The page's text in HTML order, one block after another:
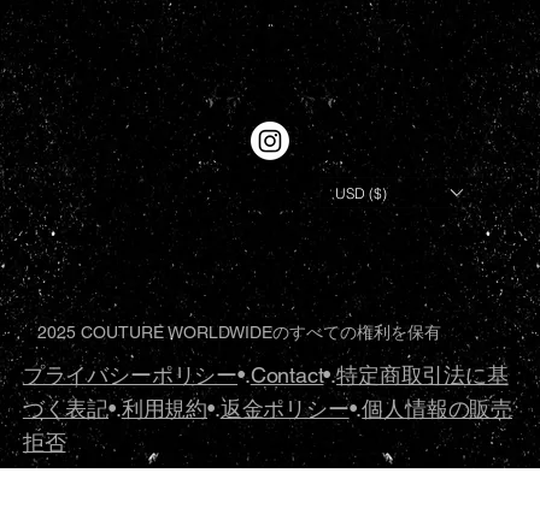
プライバシーポリシー•.Contact•.特定商取引法に基
づく表記•.利用規約•.返金ポリシー•.個人情報の販売
拒否
2025 COUTURE WORLDWIDEのすべての権利を保有
USD ($)